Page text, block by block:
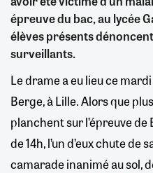
épreuve du bac, au lycée
élèves présents
surveillants.
Le drame a eu lieu ce
Berge, à Lille. Alors que
planchent sur l’épreuve
de 14h, l’un d’eux chute de
camarade inanimé au sol,